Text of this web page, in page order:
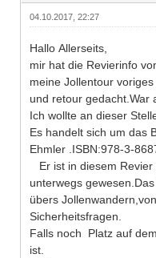
04.10.2017, 22:27
Hallo Allerseits,
mir hat die Revierinfo
meine Jollentour
und retour gedacht.War
Ich wollte an dieser
Es handelt sich um das
Ehmler .ISBN:978-3-
Er ist in diesem Revier
unterwegs
übers
Sicherheitsfragen.
Falls noch Platz auf
ist.